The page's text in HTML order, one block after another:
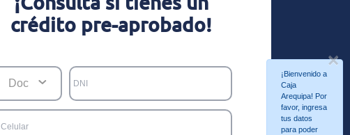
crédito pre-aprobado!
DNI
Celular
¡Bienvenido a
Caja
Arequipa! Por
favor, ingresa
tus datos
para poder
×